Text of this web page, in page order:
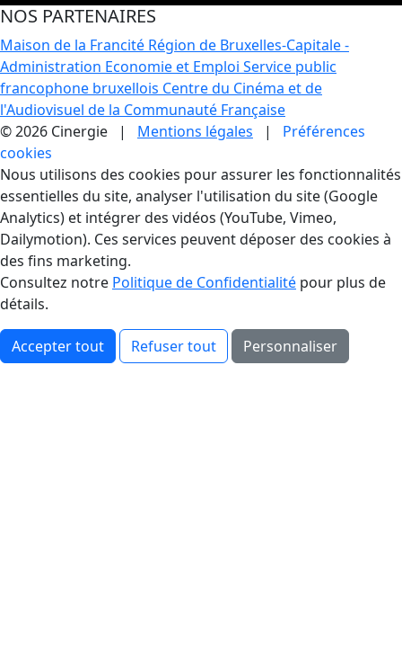
NOS PARTENAIRES
Maison de la Francité Région de Bruxelles-Capitale -
Administration Economie et Emploi Service public
francophone bruxellois Centre du Cinéma et de
l'Audiovisuel de la Communauté Française
© 2026 Cinergie | Mentions légales | Préférences
cookies
Gestion des Cookies
Nous utilisons des cookies pour assurer les fonctionnalités
essentielles du site, analyser l'utilisation du site (Google
Analytics) et intégrer des vidéos (YouTube, Vimeo,
Dailymotion). Ces services peuvent déposer des cookies à
des fins marketing.
Consultez notre Politique de Confidentialité pour plus de
détails.
Accepter tout Refuser tout Personnaliser